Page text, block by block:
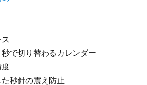
秒で切り替わるカレンダー
度
秒針の震え防止